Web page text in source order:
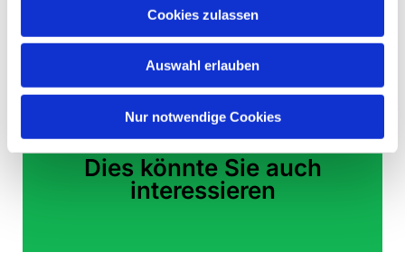
Cookies zulassen
Auswahl erlauben
Nur notwendige Cookies
Quelle: www.kkzf.de
Dies könnte Sie auch
interessieren